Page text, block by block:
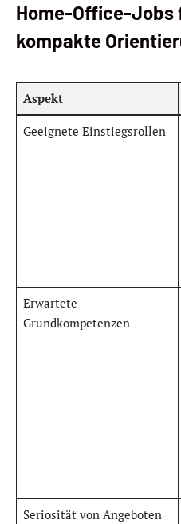
Home-Office-Jobs
kompakte
Aspekt
Geeignete Einstiegsrollen
Erwartete
Grundkompetenzen
Seriosität von Angeboten